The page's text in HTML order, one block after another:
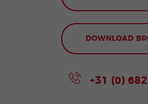
DOWNLOAD
+31 (0)